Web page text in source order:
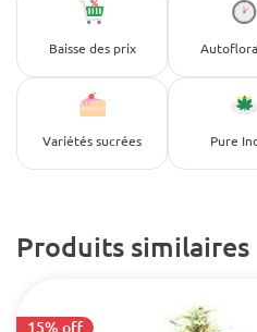
Baisse des prix
Variétés sucrées Pure
Produits similaires
15% off